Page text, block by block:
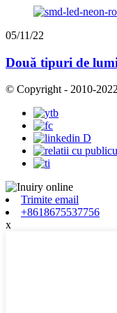
05/11/22
Două tipuri de
© Copyright - 2010-
Trimite email
+8618675537756
x